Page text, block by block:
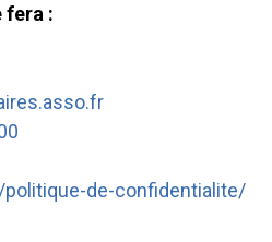
fera :
de-confidentialite/